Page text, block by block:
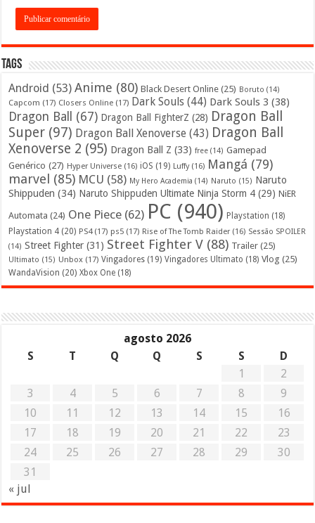
Tags
Android (53) Anime (80) Black Desert Online (25) Boruto (14)
Capcom (17) Closers Online (17) Dark Souls (44) Dark Souls 3 (38)
Dragon Ball (67) Dragon Ball FighterZ (28) Dragon Ball
Super (97) Dragon Ball Xenoverse (43) Dragon Ball
Xenoverse 2 (95) Dragon Ball Z (33) free (14) Gamepad
Genérico (27) Hyper Universe (16) iOS (19) Luffy(16) Mangá (79)
marvel (85) MCU (58) My Hero Academia (14) Naruto (15) Naruto
Shippuden (34) Naruto Shippuden Ultimate Ninja Storm 4 (29) NiER
Automata (24) One Piece (62) PC (940) Playstation (18)
Playstation 4 (20) PS4(17) ps5 (17) Rise of The Tomb Raider (16) Sessão SPOILER
(14) Street Fighter (31) Street Fighter V (88) Trailer (25)
Ultimato (15) Unbox (17) Vingadores (19) Vingadores Ultimato (18) Vlog (25)
WandaVision (20) Xbox One (18)
agosto 2026
S
T Q Q S S
D
1
2
3
4 5 6 7 8
9
10
11 12 13 14 15
16
17
18 19 20 21 22
23
24
25 26 27 28 29
30
31
« jul